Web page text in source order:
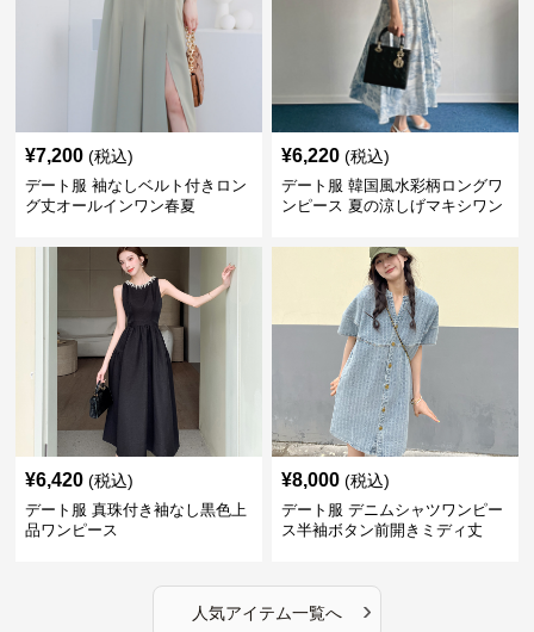
¥7,200 (税込)
デート服 袖なしベルト付きロン
グ丈オールインワン春夏
¥6,220 (税込)
デート服 韓国風水彩柄ロングワ
ンピース 夏の涼しげマキシワン
¥6,420 (税込)
デート服 真珠付き袖なし黒色上
品ワンピース
¥8,000 (税込)
デート服 デニムシャツワンピー
ス半袖ボタン前開きミディ丈
人気アイテム一覧へ ›